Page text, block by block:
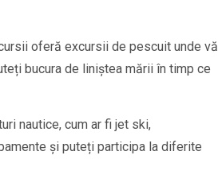
oferă excursii de pescuit unde vă
bucura de liniștea mării în timp ce
nautice, cum ar fi jet ski,
și puteți participa la diferite